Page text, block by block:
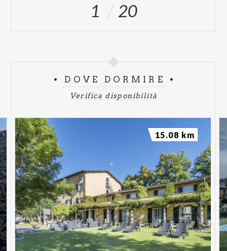
1 20
DOVE DORMIRE
Verifica disponibilità
15.08 km